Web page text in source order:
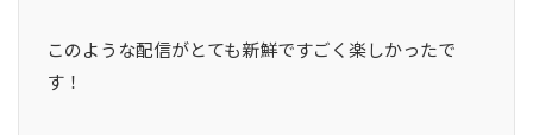
このような配信がとても新鮮ですごく楽しかったで
す！